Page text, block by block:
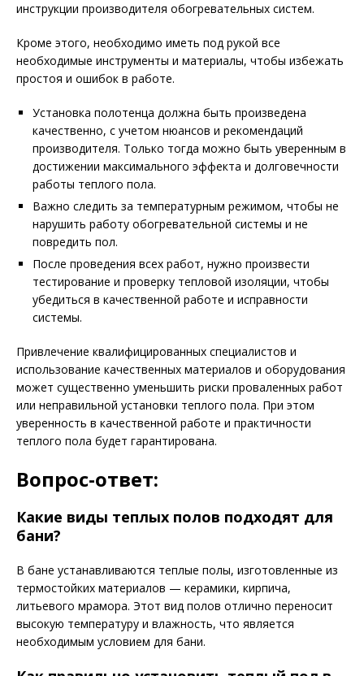
инструкции производителя обогревательных систем.
Кроме этого, необходимо иметь под рукой все
необходимые инструменты и материалы, чтобы избежать
простоя и ошибок в работе.
Установка полотенца должна быть произведена
качественно, с учетом нюансов и рекомендаций
производителя. Только тогда можно быть уверенным в
достижении максимального эффекта и долговечности
работы теплого пола.
Важно следить за температурным режимом, чтобы не
нарушить работу обогревательной системы и не
повредить пол.
После проведения всех работ, нужно произвести
тестирование и проверку тепловой изоляции, чтобы
убедиться в качественной работе и исправности
системы.
Привлечение квалифицированных специалистов и
использование качественных материалов и оборудования
может существенно уменьшить риски проваленных работ
или неправильной установки теплого пола. При этом
уверенность в качественной работе и практичности
теплого пола будет гарантирована.
Вопрос-ответ:
Какие виды теплых полов подходят для
бани?
В бане устанавливаются теплые полы, изготовленные из
термостойких материалов — керамики, кирпича,
литьевого мрамора. Этот вид полов отлично переносит
высокую температуру и влажность, что является
необходимым условием для бани.